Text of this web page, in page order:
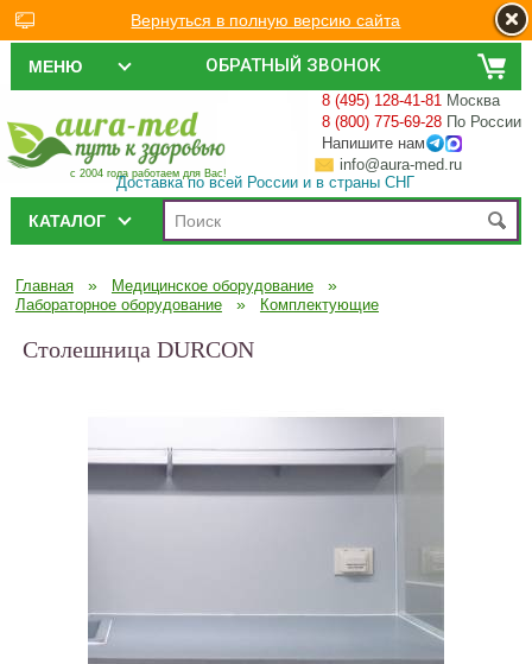
ОБРАТНЫЙ ЗВОНОК
МЕНЮ
с 2004 года работаем для Вас!
8 (495) 128-41-81 Москва
8 (800) 775-69-28 По России
Напишите нам
info@aura-med.ru
Доставка по всей России и в страны СНГ
КАТАЛОГ
Главная » Медицинское оборудование »
Лабораторное оборудование » Комплектующие
Столешница DURCON
Вернуться в полную версию сайта